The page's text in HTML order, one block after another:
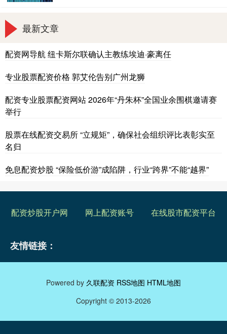
最新文章
配资网导航 纽卡斯尔联确认主教练埃迪·豪离任
专业股票配资价格 郭艾伦告别广州龙狮
配资专业股票配资网站 2026年“丹朱杯”全国业余围棋邀请赛
举行
股票在线配资交易所 “立规矩”，确保社会组织评比表彰实至
名归
免息配资炒股 “保险低价游”成陷阱，行业“跨界”不能“越界”
配资炒股开户网 网上配资账号 在线股市配资平台
友情链接：
Powered by 久联配资 RSS地图 HTML地图
Copyright © 2013-2026